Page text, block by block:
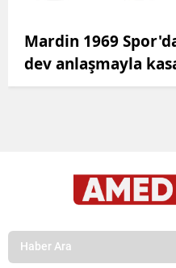
Mardin 1969
dev anlaşmayla